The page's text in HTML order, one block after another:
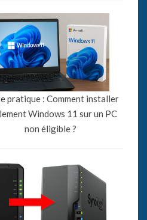
pratique : Comment installer
Windows 11 sur un PC
non éligible ?